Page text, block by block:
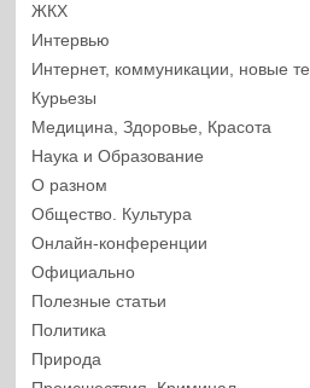
ЖКХ
Интервью
Интернет, коммуникации, новые
Курьезы
Медицина, Здоровье, Красота
Наука и Образование
О разном
Общество. Культура
Онлайн-конференции
Официально
Полезные статьи
Политика
Природа